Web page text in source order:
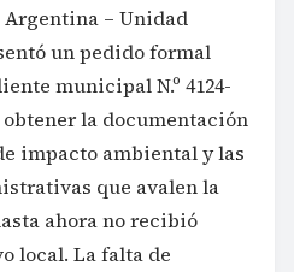
– Unidad
un pedido formal
municipal N.º 4124-
obtener la documentación
impacto ambiental y las
que avalen la
ahora no recibió
local. La falta de